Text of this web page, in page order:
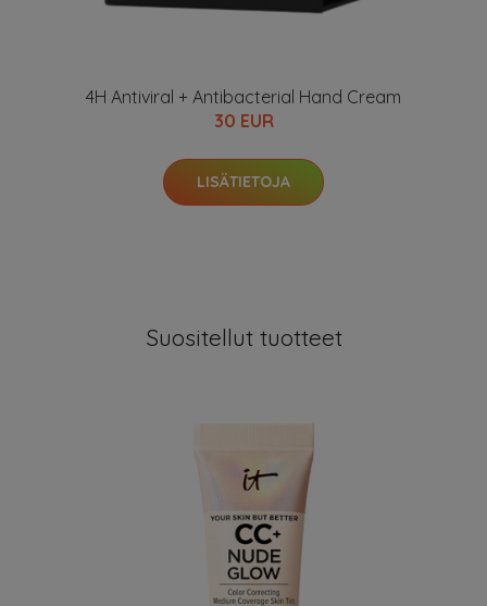
4H Antiviral + Antibacterial Hand Cream
30 EUR
LISÄTIETOJA
Suositellut tuotteet